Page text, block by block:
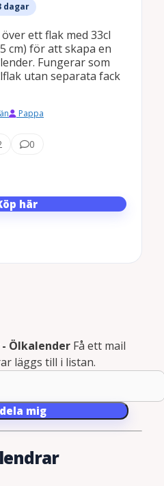
dagar
ett flak med 33cl
cm) för att skapa en
Fungerar som
utan separata fack
Pappa
0
här
Ölkalender Få ett mail
läggs till i listan.
mig